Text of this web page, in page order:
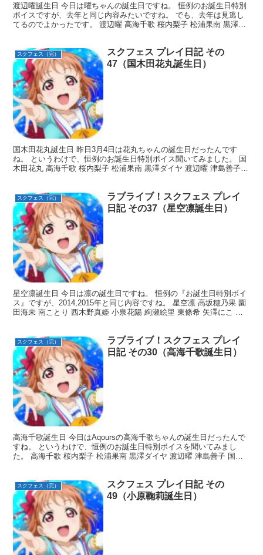
渡辺曜誕生日 今日は曜ちゃんの誕生日ですね。 恒例のお誕生日特別
ボイスですが、去年と同じ内容みたいですね。 でも、去年は見逃し
てるのでよかったです。 渡辺曜 高海千歌 桜内梨子 松浦果南 黒澤ダ
スクフェス（完）
スクフェス プレイ日記 その
47（国木田花丸誕生日）
国木田花丸誕生日 昨日3月4日は花丸ちゃんの誕生日だったんです
ね。 というわけで、恒例のお誕生日特別ボイス聞いてみました。 国
木田花丸 高海千歌 桜内梨子 松浦果南 黒澤ダイヤ 渡辺曜 津島善子
スクフェス（完）
ラブライブ！スクフェス プレイ
日記 その37（星空凛誕生日）
星空凛誕生日 今日は凛の誕生日ですね。 恒例の『お誕生日特別ボイ
ス』ですが、2014,2015年と同じ内容ですね。 星空凛 高坂穂乃果 園
田海未 南ことり 西木野真姫 小泉花陽 絢瀬絵里 東條希 矢澤にこ 以
スクフェス（完）
ラブライブ！スクフェス プレイ
日記 その30（高海千歌誕生日）
高海千歌誕生日 今日はAqoursの高海千歌ちゃんの誕生日だったんで
すね。 というわけで、恒例のお誕生日特別ボイスを聞いてみまし
た。 高海千歌 桜内梨子 松浦果南 黒澤ダイヤ 渡辺曜 津島善子 国木
スクフェス（完）
スクフェス プレイ日記 その
49（小原鞠莉誕生日）